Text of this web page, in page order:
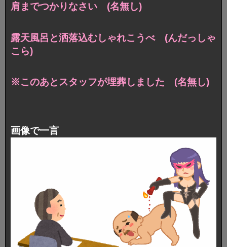
肩までつかりなさい (名無し)
露天風呂と洒落込むしゃれこうべ (んだっしゃ
こら)
※このあとスタッフが埋葬しました (名無し)
画像で一言